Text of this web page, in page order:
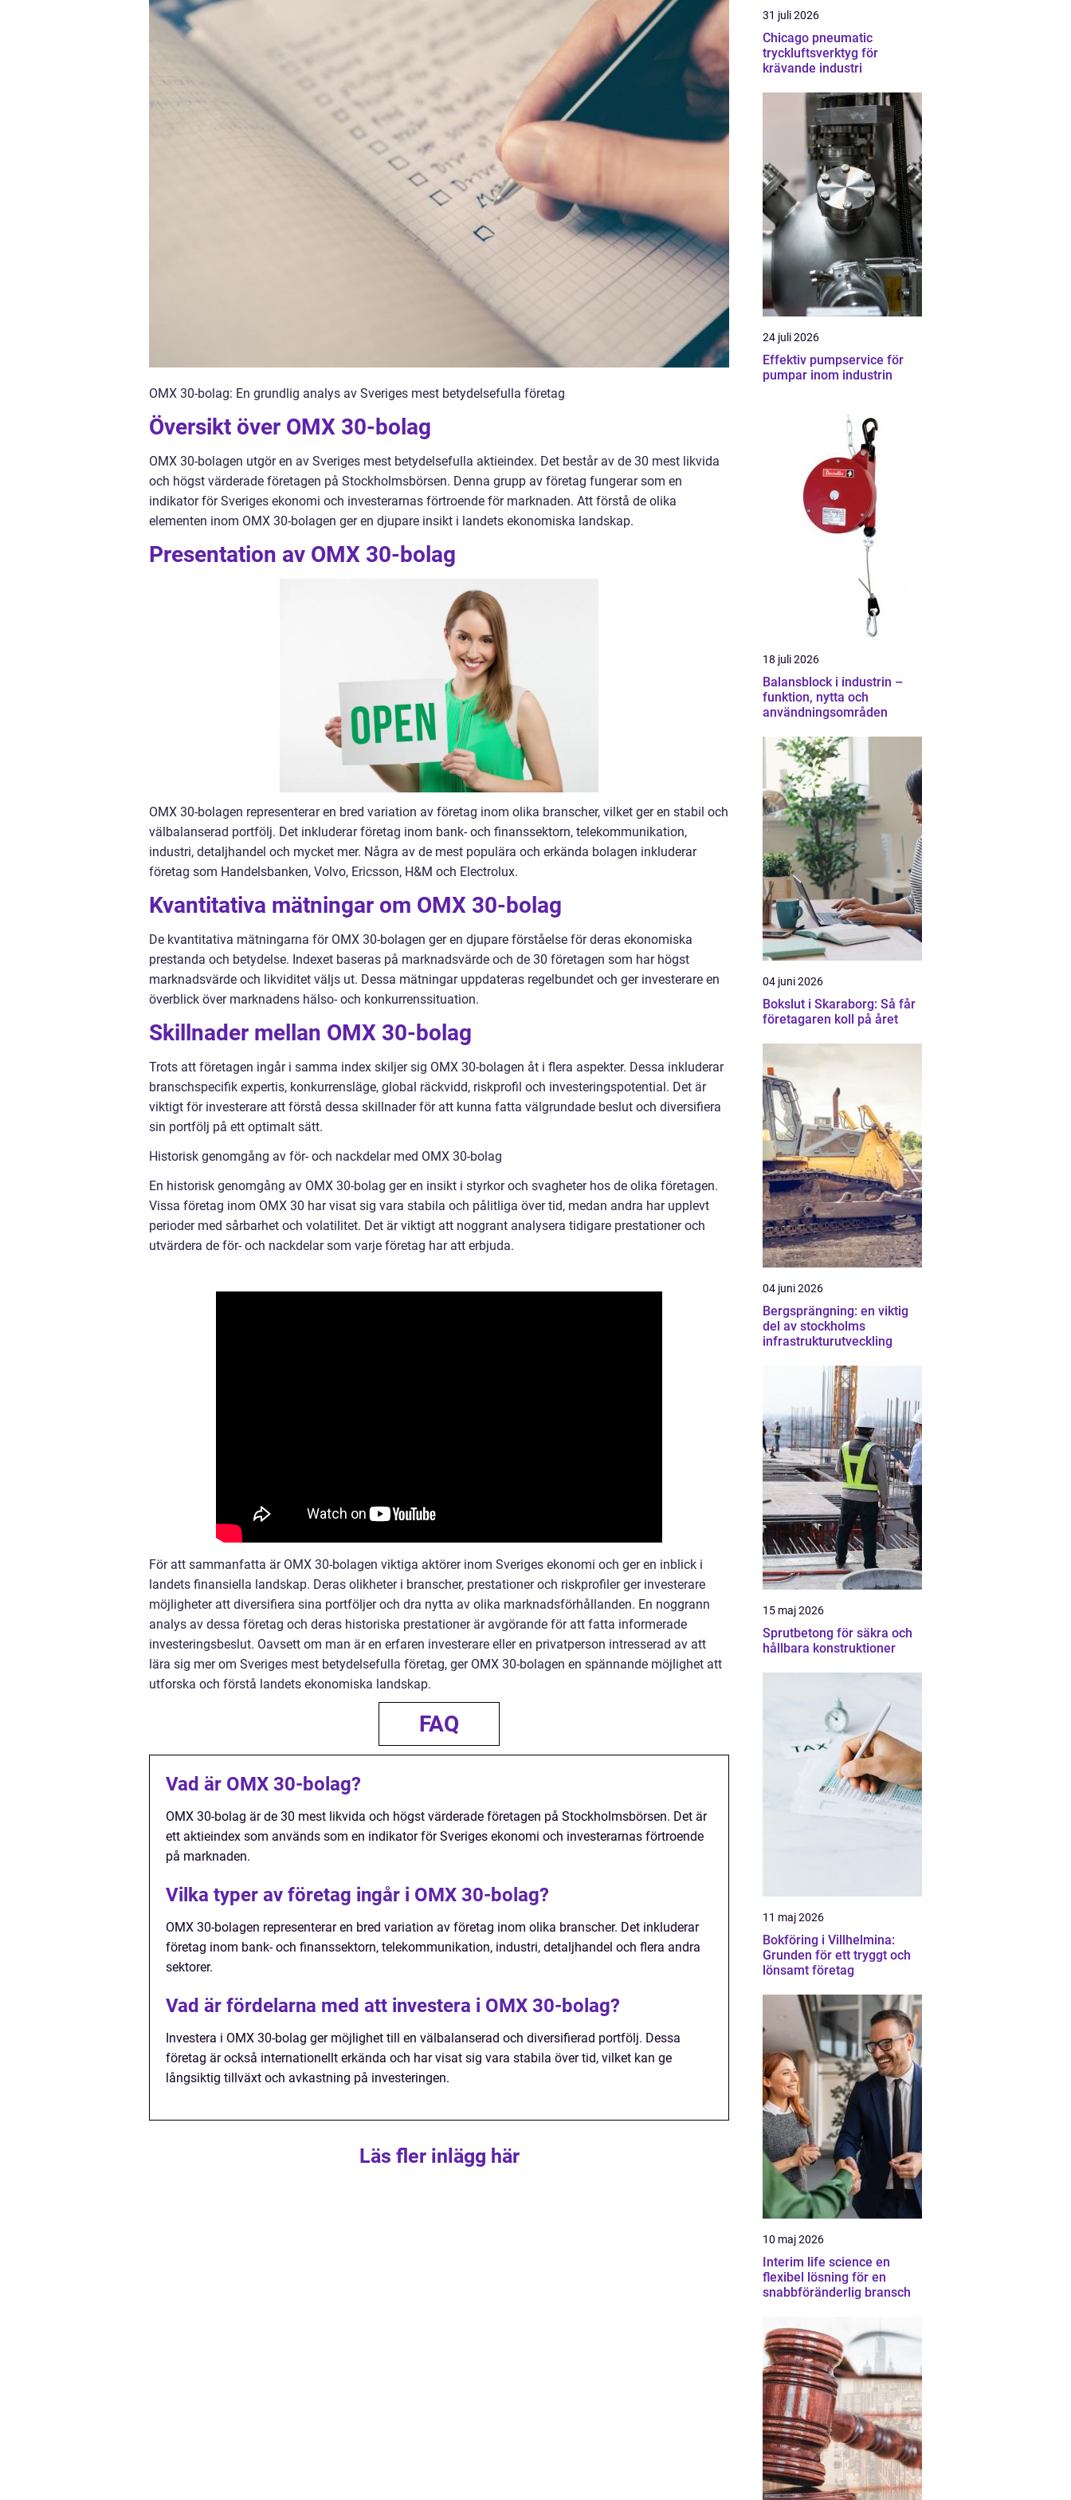
OMX 30-bolag: En grundlig analys av Sveriges mest betydelsefulla företag
Översikt över OMX 30-bolag
OMX 30-bolagen utgör en av Sveriges mest betydelsefulla aktieindex. Det består av de 30 mest likvida
och högst värderade företagen på Stockholmsbörsen. Denna grupp av företag fungerar som en
indikator för Sveriges ekonomi och investerarnas förtroende för marknaden. Att förstå de olika
elementen inom OMX 30-bolagen ger en djupare insikt i landets ekonomiska landskap.
Presentation av OMX 30-bolag
OMX 30-bolagen representerar en bred variation av företag inom olika branscher, vilket ger en stabil och
välbalanserad portfölj. Det inkluderar företag inom bank- och finanssektorn, telekommunikation,
industri, detaljhandel och mycket mer. Några av de mest populära och erkända bolagen inkluderar
företag som Handelsbanken, Volvo, Ericsson, H&M och Electrolux.
Kvantitativa mätningar om OMX 30-bolag
De kvantitativa mätningarna för OMX 30-bolagen ger en djupare förståelse för deras ekonomiska
prestanda och betydelse. Indexet baseras på marknadsvärde och de 30 företagen som har högst
marknadsvärde och likviditet väljs ut. Dessa mätningar uppdateras regelbundet och ger investerare en
överblick över marknadens hälso- och konkurrenssituation.
Skillnader mellan OMX 30-bolag
Trots att företagen ingår i samma index skiljer sig OMX 30-bolagen åt i flera aspekter. Dessa inkluderar
branschspecifik expertis, konkurrensläge, global räckvidd, riskprofil och investeringspotential. Det är
viktigt för investerare att förstå dessa skillnader för att kunna fatta välgrundade beslut och diversifiera
sin portfölj på ett optimalt sätt.
Historisk genomgång av för- och nackdelar med OMX 30-bolag
En historisk genomgång av OMX 30-bolag ger en insikt i styrkor och svagheter hos de olika företagen.
Vissa företag inom OMX 30 har visat sig vara stabila och pålitliga över tid, medan andra har upplevt
perioder med sårbarhet och volatilitet. Det är viktigt att noggrant analysera tidigare prestationer och
utvärdera de för- och nackdelar som varje företag har att erbjuda.
För att sammanfatta är OMX 30-bolagen viktiga aktörer inom Sveriges ekonomi och ger en inblick i
landets finansiella landskap. Deras olikheter i branscher, prestationer och riskprofiler ger investerare
möjligheter att diversifiera sina portföljer och dra nytta av olika marknadsförhållanden. En noggrann
analys av dessa företag och deras historiska prestationer är avgörande för att fatta informerade
investeringsbeslut. Oavsett om man är en erfaren investerare eller en privatperson intresserad av att
lära sig mer om Sveriges mest betydelsefulla företag, ger OMX 30-bolagen en spännande möjlighet att
utforska och förstå landets ekonomiska landskap.
FAQ
Vad är OMX 30-bolag?
OMX 30-bolag är de 30 mest likvida och högst värderade företagen på Stockholmsbörsen. Det är
ett aktieindex som används som en indikator för Sveriges ekonomi och investerarnas förtroende
på marknaden.
Vilka typer av företag ingår i OMX 30-bolag?
OMX 30-bolagen representerar en bred variation av företag inom olika branscher. Det inkluderar
företag inom bank- och finanssektorn, telekommunikation, industri, detaljhandel och flera andra
sektorer.
Vad är fördelarna med att investera i OMX 30-bolag?
Investera i OMX 30-bolag ger möjlighet till en välbalanserad och diversifierad portfölj. Dessa
företag är också internationellt erkända och har visat sig vara stabila över tid, vilket kan ge
långsiktig tillväxt och avkastning på investeringen.
Läs fler inlägg här
31 juli 2026
Chicago pneumatic
tryckluftsverktyg för
krävande industri
24 juli 2026
Effektiv pumpservice för
pumpar inom industrin
18 juli 2026
Balansblock i industrin –
funktion, nytta och
användningsområden
04 juni 2026
Bokslut i Skaraborg: Så får
företagaren koll på året
04 juni 2026
Bergsprängning: en viktig
del av stockholms
infrastrukturutveckling
15 maj 2026
Sprutbetong för säkra och
hållbara konstruktioner
11 maj 2026
Bokföring i Villhelmina:
Grunden för ett tryggt och
lönsamt företag
10 maj 2026
Interim life science en
flexibel lösning för en
snabbföränderlig bransch